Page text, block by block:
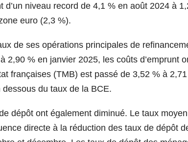
d’un niveau record de 4,1 % en août 2024 à
euro (2,3 %).
de ses opérations principales de
2,90 % en janvier 2025, les coûts d’emprunt
françaises (TMB) est passé de 3,52 % à
du taux de la BCE.
dépôt ont également diminué. Le taux
directe à la réduction des taux de dépôt